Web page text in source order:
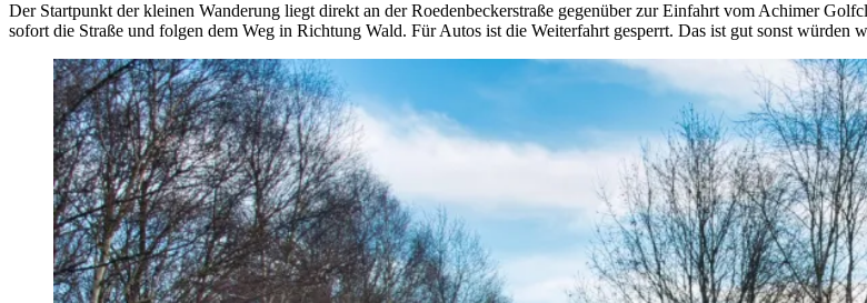
Der Startpunkt der kleinen Wanderung liegt direkt an der Roedenbeckerstraße gegenüber zur Einfahrt vom Achimer
sofort die Straße und folgen dem Weg in Richtung Wald. Für Autos ist die Weiterfahrt gesperrt. Das ist gut sonst würden